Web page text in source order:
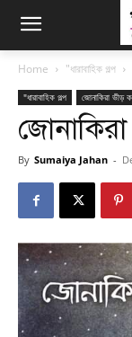
Home "ধারাবাহিক গল্প
"ধারাবাহিক গল্প জোনাকিরা ভীড়
By Sumaiya Jahan -